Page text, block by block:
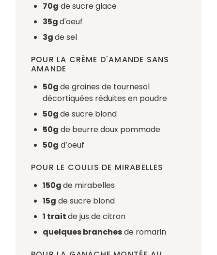
70g de sucre glace
35gd'oeuf
3gde sel
POUR LA CRÈME D'AMANDE SANS
AMANDE
50gde graines de tournesol
décortiquées réduites en poudre
50gde sucre blond
50g de beurre doux pommade
50g d’oeuf
POUR LE COULIS DE MIRABELLES
150gde mirabelles
15g de sucre blond
1 traitde jus de citron
quelques branchesde romarin